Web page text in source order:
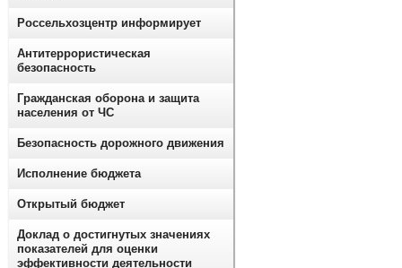
Россельхозцентр информирует
Антитеррористическая
безопасность
Гражданская оборона и защита
населения от ЧС
Безопасность дорожного движения
Исполнение бюджета
Открытый бюджет
Доклад о достигнутых значениях
показателей для оценки
эффективности деятельности